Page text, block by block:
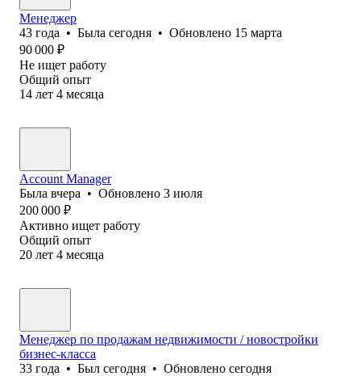
Менеджер
43 года • Была сегодня • Обновлено 15 марта
90 000 ₽
Не ищет работу
Общий опыт
14 лет 4 месяца
Account Manager
Была вчера • Обновлено 3 июля
200 000 ₽
Активно ищет работу
Общий опыт
20 лет 4 месяца
Менеджер по продажам недвижимости / новостройки
бизнес-класса
33 года • Был сегодня • Обновлено сегодня